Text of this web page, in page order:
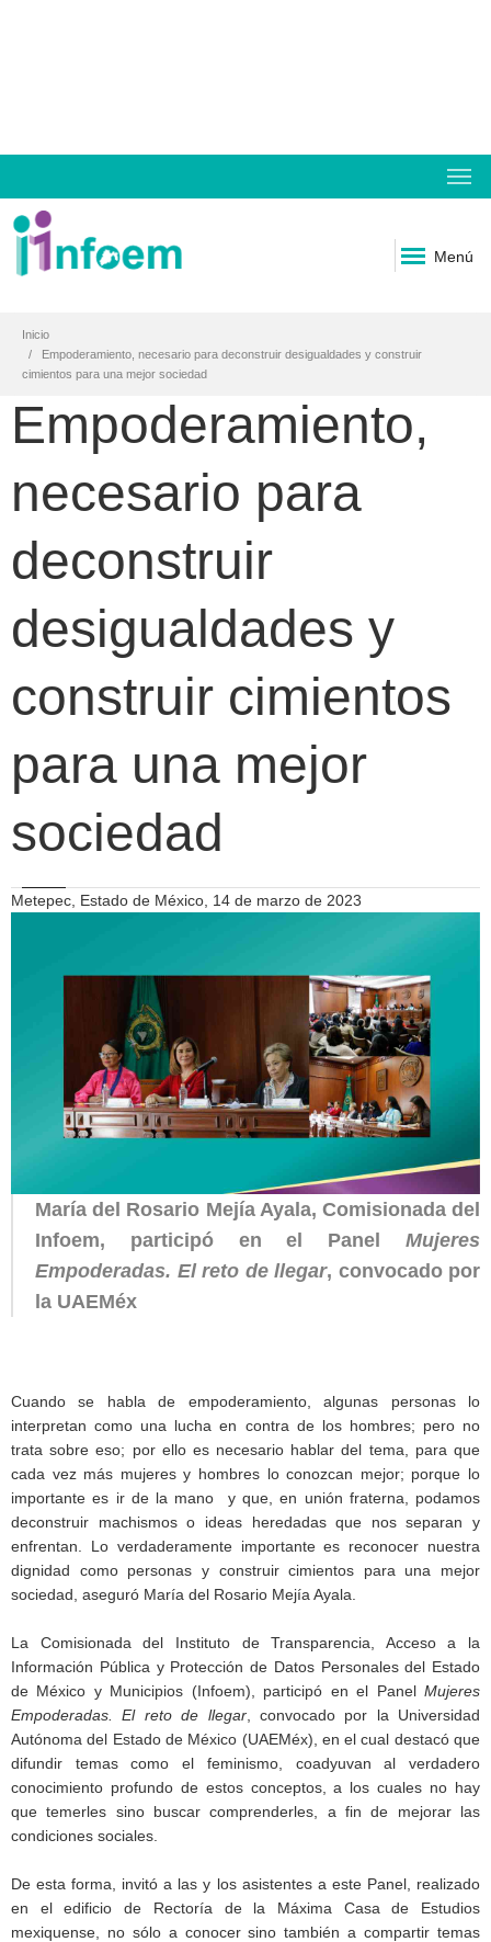
Menú
Inicio
Empoderamiento, necesario para deconstruir desigualdades y construir
cimientos para una mejor sociedad
Empoderamiento,
necesario para
deconstruir
desigualdades y
construir cimientos
para una mejor
sociedad
Metepec, Estado de México, 14 de marzo de 2023
María del Rosario Mejía Ayala, Comisionada del
Infoem, participó en el Panel Mujeres
Empoderadas. El reto de llegar, convocado por
la UAEMéx
Cuando se habla de empoderamiento, algunas personas lo
interpretan como una lucha en contra de los hombres; pero no
trata sobre eso; por ello es necesario hablar del tema, para que
cada vez más mujeres y hombres lo conozcan mejor; porque lo
importante es ir de la mano y que, en unión fraterna, podamos
deconstruir machismos o ideas heredadas que nos separan y
enfrentan. Lo verdaderamente importante es reconocer nuestra
dignidad como personas y construir cimientos para una mejor
sociedad, aseguró María del Rosario Mejía Ayala.
La Comisionada del Instituto de Transparencia, Acceso a la
Información Pública y Protección de Datos Personales del Estado
de México y Municipios (Infoem), participó en el Panel Mujeres
Empoderadas. El reto de llegar, convocado por la Universidad
Autónoma del Estado de México (UAEMéx), en el cual destacó que
difundir temas como el feminismo, coadyuvan al verdadero
conocimiento profundo de estos conceptos, a los cuales no hay
que temerles sino buscar comprenderles, a fin de mejorar las
condiciones sociales.
De esta forma, invitó a las y los asistentes a este Panel, realizado
en el edificio de Rectoría de la Máxima Casa de Estudios
mexiquense, no sólo a conocer sino también a compartir temas